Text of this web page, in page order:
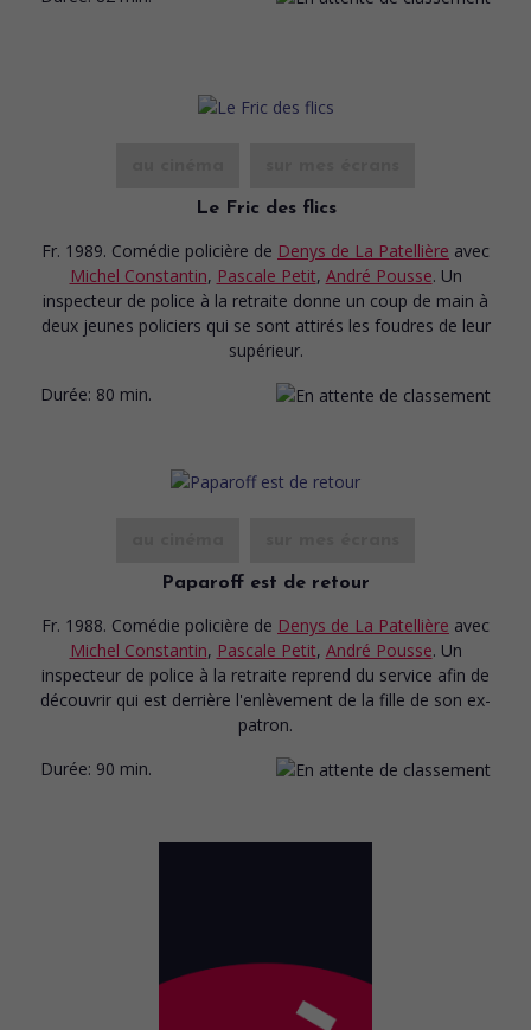
Le Fric des flics
Fr. 1989. Comédie policière de Denys de La Patellière avec
Michel Constantin, Pascale Petit, André Pousse. Un
inspecteur de police à la retraite donne un coup de main à
deux jeunes policiers qui se sont attirés les foudres de leur
supérieur.
Durée: 80 min.
Paparoff est de retour
Fr. 1988. Comédie policière de Denys de La Patellière avec
Michel Constantin, Pascale Petit, André Pousse. Un
inspecteur de police à la retraite reprend du service afin de
découvrir qui est derrière l'enlèvement de la fille de son ex-
patron.
Durée: 90 min.